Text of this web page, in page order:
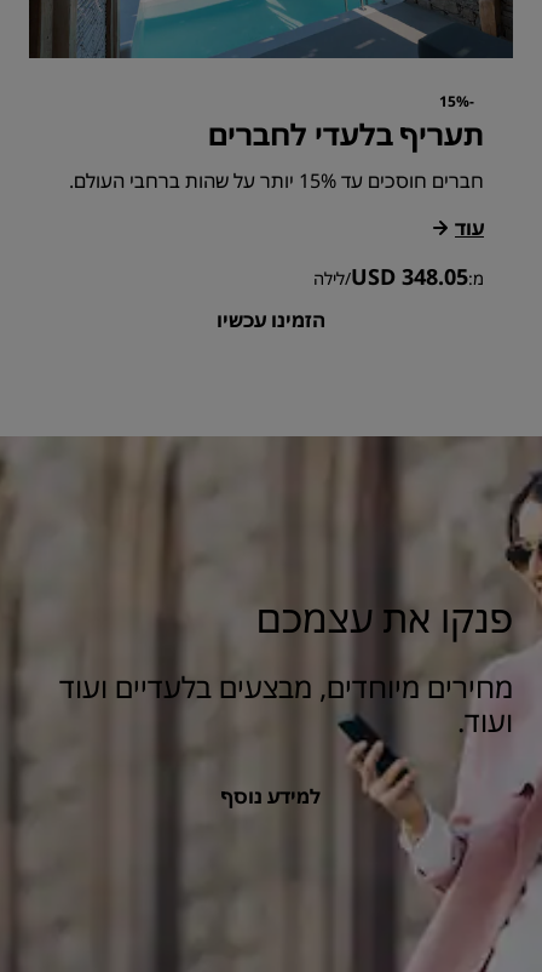
-15%
תעריף בלעדי לחברים
חברים חוסכים עד 15% יותר על שהות ברחבי העולם.
עוד
מ:USD 348.05
/לילה
הזמינו עכשיו
פנקו את עצמכם
מחירים מיוחדים, מבצעים בלעדיים ועוד
ועוד.
למידע נוסף